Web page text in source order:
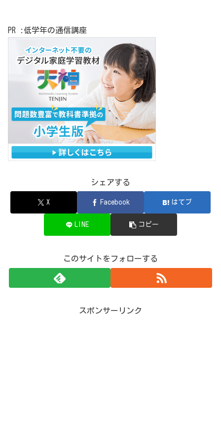
PR :低学年の通信講座
シェアする
X Facebook はてブ
LINE コピー
このサイトをフォローする
スポンサーリンク